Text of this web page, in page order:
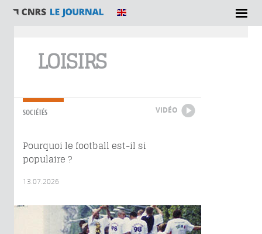
LOISIRS
SOCIÉTÉS VIDÉO
Pourquoi le football est-il si
populaire ?
13.07.2026